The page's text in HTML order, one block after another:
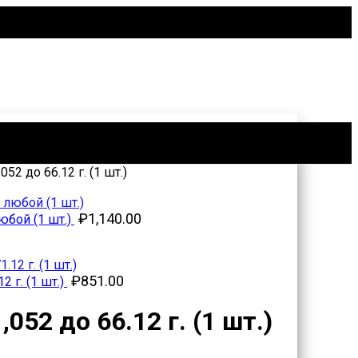
до 66.12 г. (1 шт.)
(1 шт.) ₽1,140.00
г. (1 шт.) ₽851.00
до 66.12 г. (1 шт.)